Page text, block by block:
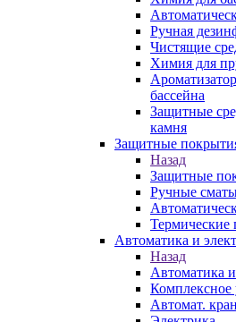
Ручная
Чистящие
Химия для
бассейна
Защитные
камня
Защитные
Назад
Защитные
Ручные
Термические
Автоматика и
Назад
Автоматика
Комплексное
Автомат.